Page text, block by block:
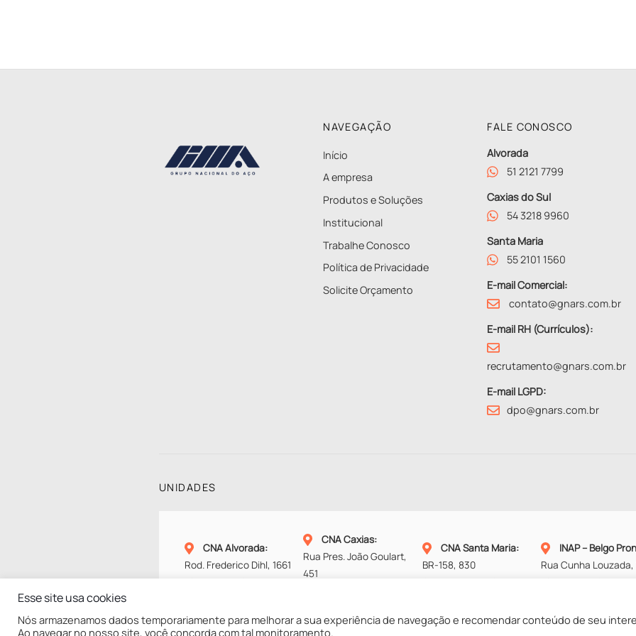
NAVEGAÇÃO
Início
A empresa
Produtos e Soluções
Institucional
Trabalhe Conosco
Política de Privacidade
Solicite Orçamento
FALE CONOSCO
Alvorada
51 2121 7799
Caxias do Sul
54 3218 9960
Santa Maria
55 2101 1560
E-mail Comercial:
contato@gnars.com.br
E-mail RH (Currículos):
recrutamento@gnars.com.br
E-mail LGPD:
dpo@gnars.com.br
UNIDADES
CNA Alvorada:
Rod. Frederico Dihl, 1661
CNA Caxias:
Rua Pres. João Goulart,
451
CNA Santa Maria:
BR-158, 830
INAP – Belgo
Rua Cunha Louzada,
Esse site usa cookies
Nós armazenamos dados temporariamente para melhorar a sua experiência de navegação e recomendar conteúdo de seu
Ao navegar no nosso site, você concorda com tal monitoramento.